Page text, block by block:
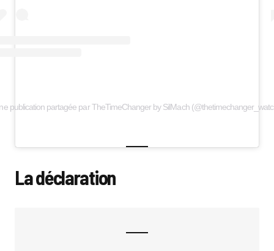
publication partagée par TheTimeChanger by SilMach
La déclaration